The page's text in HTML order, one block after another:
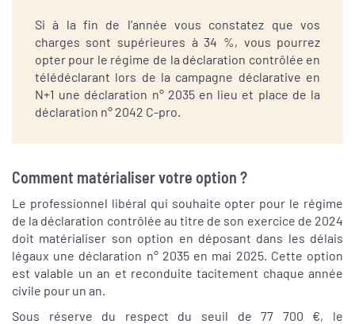
Si à la fin de l’année vous constatez que vos
charges sont supérieures à 34 %, vous pourrez
opter pour le régime de la déclaration contrôlée en
télédéclarant lors de la campagne déclarative en
N+1 une déclaration n° 2035 en lieu et place de la
déclaration n° 2042 C-pro.
Comment matérialiser votre option ?
Le professionnel libéral qui souhaite opter pour le régime
de la déclaration contrôlée au titre de son exercice de 2024
doit matérialiser son option en déposant dans les délais
légaux une déclaration n° 2035 en mai 2025. Cette option
est valable un an et reconduite tacitement chaque année
civile pour un an.
Sous réserve du respect du seuil de 77 700 €, le